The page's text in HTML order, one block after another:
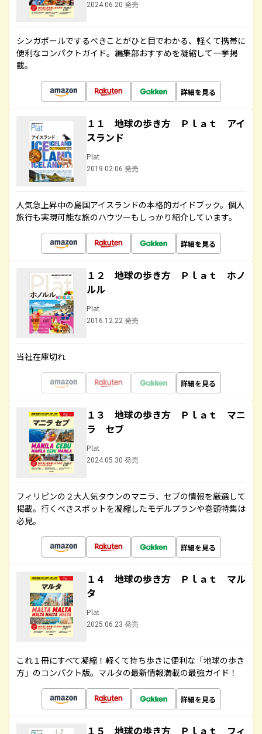
2024.06.20 発売
シンガポールでするべきことがひと目でわかる、軽くて携帯に
便利なコンパクトガイド。編集部おすすめを凝縮して一挙掲
載。
詳細を見る
１１ 地球の歩き方 Ｐｌａｔ アイ
スランド
Plat
2019.02.06 発売
人気急上昇中の島国アイスランドの本格的ガイドブック。個人
旅行も実現可能な旅のハウツーもしっかり紹介しています。
詳細を見る
１２ 地球の歩き方 Ｐｌａｔ ホノ
ルル
Plat
2016.12.22 発売
当社在庫切れ
詳細を見る
１３ 地球の歩き方 Ｐｌａｔ マニ
ラ セブ
Plat
2024.05.30 発売
フィリピンの２大人気タウンのマニラ、セブの情報を厳選して
掲載。行くべきスポットを凝縮したモデルプランや巻頭特集は
必見。
詳細を見る
１４ 地球の歩き方 Ｐｌａｔ マル
タ
Plat
2025.06.23 発売
これ１冊にすべて凝縮！軽くて持ち歩きに便利な「地球の歩き
方」のコンパクト版。マルタの最新情報満載の最強ガイド！
詳細を見る
１５ 地球の歩き方 Ｐｌａｔ フィ